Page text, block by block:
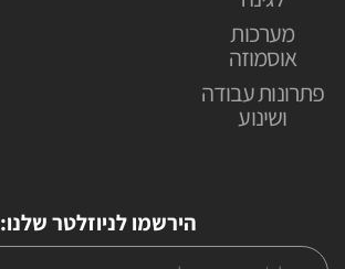
מערכות
אוסמוזה
פתרונות עבודה
ושינוע
הירשמו לניוזלטר שלנו: